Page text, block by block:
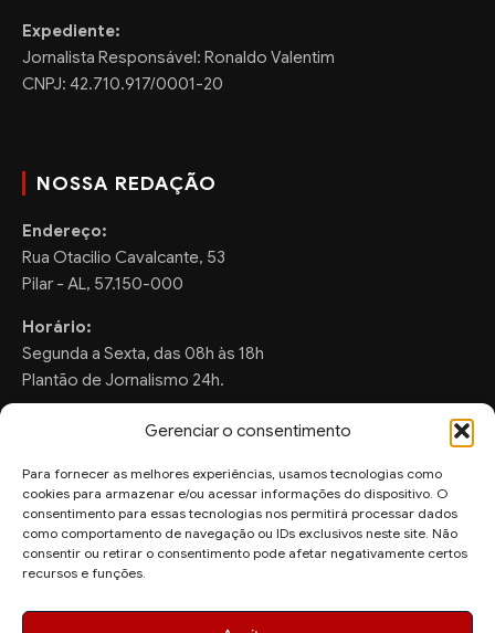
Gerenciar o consentimento
Para fornecer as melhores experiências, usamos tecnologias como
cookies para armazenar e/ou acessar informações do dispositivo. O
consentimento para essas tecnologias nos permitirá processar dados
como comportamento de navegação ou IDs exclusivos neste site. Não
consentir ou retirar o consentimento pode afetar negativamente certos
recursos e funções.
Expediente:
Jornalista Responsável: Ronaldo Valentim
CNPJ: 42.710.917/0001-20
NOSSA REDAÇÃO
Endereço:
Rua Otacilio Cavalcante, 53
Pilar - AL, 57.150-000
Horário:
Segunda a Sexta, das 08h às 18h
Plantão de Jornalismo 24h.
FALE CONOSCO
Sugestões de Pauta:
ronaldo.valentim150@gmail.com